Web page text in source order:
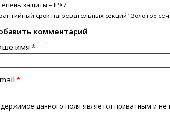
защиты – IPX7
срок нагревательных секций “Золотое
комментарий
имя *
*
данного поля является приватным и не